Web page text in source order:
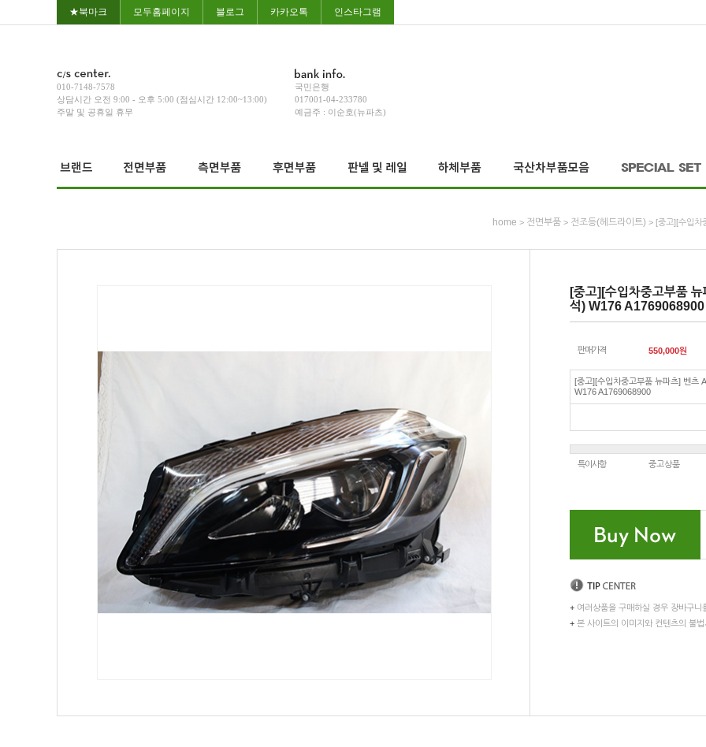
★북마크 모두홈페이지 블로그 카카오톡 인스타그램
010-7148-7578
상담시간 오전 9:00 - 오후 5:00 (점심시간 12:00~13:00)
주말 및 공휴일 휴무
국민은행
017001-04-233780
예금주 : 이순호(뉴파츠)
home > 전면부품 > 전조등(헤드라이트) > [중고][수입차
[중고][수입차중고부품
석) W176 A1769068900
판매가격 550,000원
[중고][수입차중고부품 뉴파츠] 벤츠
W176 A1769068900
특이사항 중고상품
+ 여러상품을 구매하실 경우 장바구니
+ 본 사이트의 이미지와 컨텐츠의 불법